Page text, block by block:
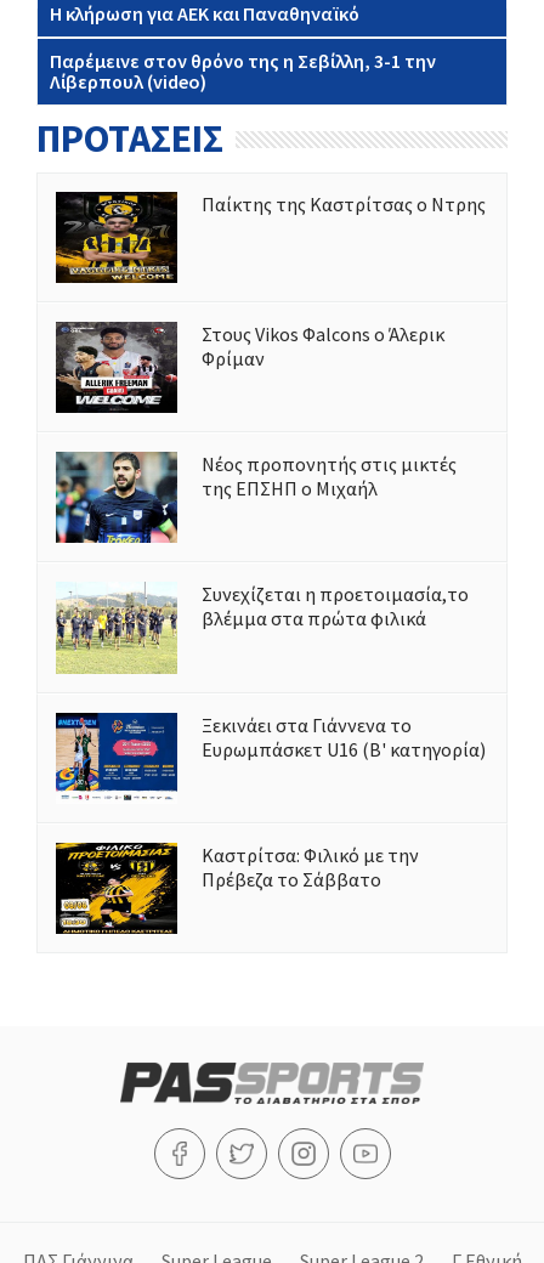
Η κλήρωση για ΑΕΚ και Παναθηναϊκό
Παρέμεινε στον θρόνο της η Σεβίλλη, 3-1 την
Λίβερπουλ (video)
ΠΡΟΤΑΣΕΙΣ
Παίκτης της Καστρίτσας ο Ντρης
Στους Vikos Φalcons ο Άλερικ
Φρίμαν
Νέος προπονητής στις μικτές
της ΕΠΣΗΠ ο Μιχαήλ
Συνεχίζεται η προετοιμασία,το
βλέμμα στα πρώτα φιλικά
Ξεκινάει στα Γιάννενα το
Ευρωμπάσκετ U16 (Β' κατηγορία)
Καστρίτσα: Φιλικό με την
Πρέβεζα το Σάββατο